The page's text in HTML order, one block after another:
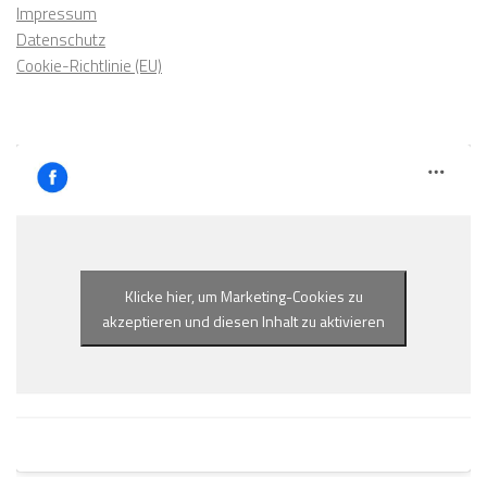
Impressum
Datenschutz
Cookie-Richtlinie (EU)
Klicke hier, um Marketing-Cookies zu
akzeptieren und diesen Inhalt zu aktivieren